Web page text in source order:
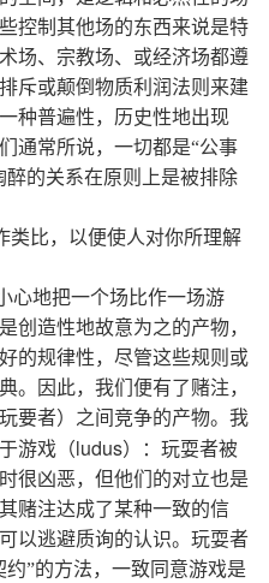
控制其他场的东西来说是特
场、宗教场、或经济场都遵
斥或颠倒物质利润法则来建
种普遍性，历史性地出现
通常所说，一切都是“公事
醉的关系在原则上是被排除
类比，以便使人对你所理解
心地把一个场比作一场游
创造性地故意为之的产物，
的规律性，尽管这些规则或
。因此，我们便有了赌注，
要者）之间竞争的产物。我
游戏（ludus）：玩耍者被
很凶恶，但他们的对立也是
赌注达成了某种一致的信
以逃避质询的认识。玩耍者
”的方法，一致同意游戏是